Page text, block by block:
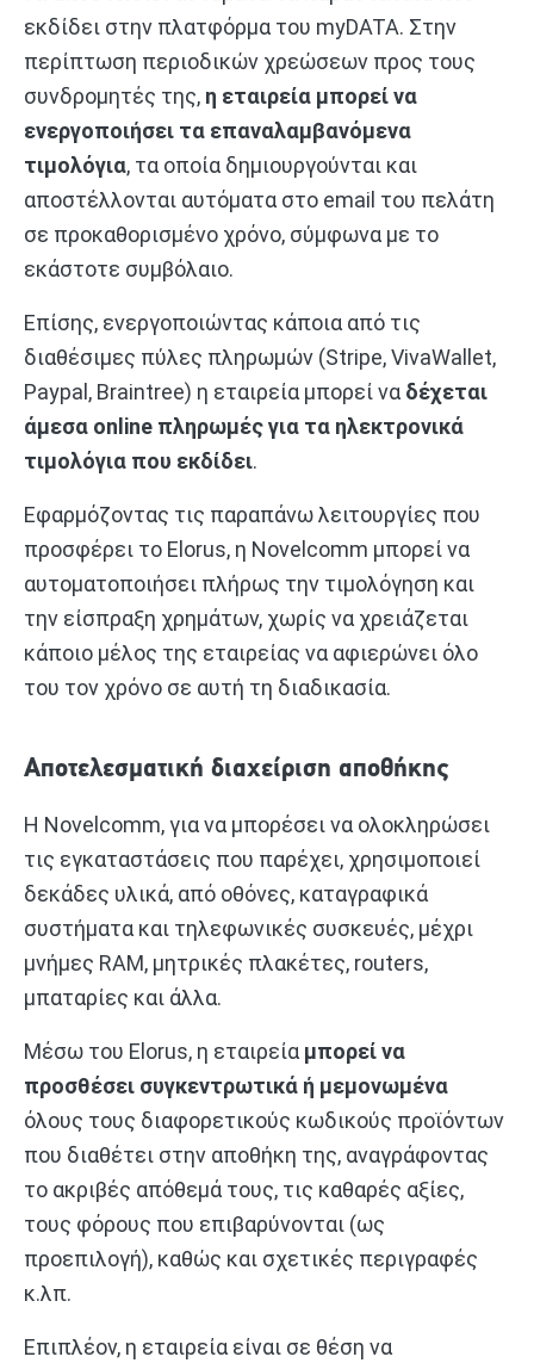
εκδίδει στην πλατφόρμα του myDATA. Στην
περίπτωση περιοδικών χρεώσεων προς τους
συνδρομητές της, η εταιρεία μπορεί να
ενεργοποιήσει τα επαναλαμβανόμενα
τιμολόγια, τα οποία δημιουργούνται και
αποστέλλονται αυτόματα στο email του πελάτη
σε προκαθορισμένο χρόνο, σύμφωνα με το
εκάστοτε συμβόλαιο.
Επίσης, ενεργοποιώντας κάποια από τις
διαθέσιμες πύλες πληρωμών (Stripe, VivaWallet,
Paypal, Braintree) η εταιρεία μπορεί να δέχεται
άμεσα online πληρωμές για τα ηλεκτρονικά
τιμολόγια που εκδίδει.
Εφαρμόζοντας τις παραπάνω λειτουργίες που
προσφέρει το Elorus, η Novelcomm μπορεί να
αυτοματοποιήσει πλήρως την τιμολόγηση και
την είσπραξη χρημάτων, χωρίς να χρειάζεται
κάποιο μέλος της εταιρείας να αφιερώνει όλο
του τον χρόνο σε αυτή τη διαδικασία.
Αποτελεσματική διαχείριση αποθήκης
Η Novelcomm, για να μπορέσει να ολοκληρώσει
τις εγκαταστάσεις που παρέχει, χρησιμοποιεί
δεκάδες υλικά, από οθόνες, καταγραφικά
συστήματα και τηλεφωνικές συσκευές, μέχρι
μνήμες RAM, μητρικές πλακέτες, routers,
μπαταρίες και άλλα.
Μέσω του Elorus, η εταιρεία μπορεί να
προσθέσει συγκεντρωτικά ή μεμονωμένα
όλους τους διαφορετικούς κωδικούς προϊόντων
που διαθέτει στην αποθήκη της, αναγράφοντας
το ακριβές απόθεμά τους, τις καθαρές αξίες,
τους φόρους που επιβαρύνονται (ως
προεπιλογή), καθώς και σχετικές περιγραφές
κ.λπ.
Επιπλέον, η εταιρεία είναι σε θέση να